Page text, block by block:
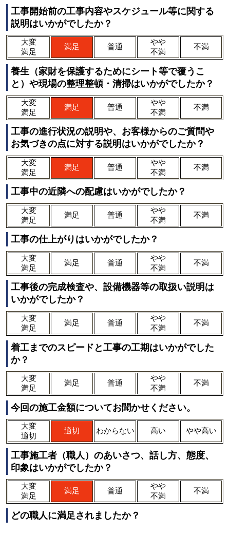
工事開始前の工事内容やスケジュール等に関する
説明はいかがでしたか？
大変
満足
満足 普通
やや
不満
不満
養生（家財を保護するためにシート等で覆うこ
と）や現場の整理整頓・清掃はいかがでしたか？
大変
満足
満足 普通
やや
不満
不満
工事の進行状況の説明や、お客様からのご質問や
お気づきの点に対する説明はいかがでしたか？
大変
満足
満足 普通
やや
不満
不満
工事中の近隣への配慮はいかがでしたか？
大変
満足
満足 普通
やや
不満
不満
工事の仕上がりはいかがでしたか？
大変
満足
満足 普通
やや
不満
不満
工事後の完成検査や、設備機器等の取扱い説明は
いかがでしたか？
大変
満足
満足 普通
やや
不満
不満
着工までのスピードと工事の工期はいかがでした
か？
大変
満足
満足 普通
やや
不満
不満
今回の施工金額についてお聞かせください。
大変
適切
適切 わからない 高い やや高い
工事施工者（職人）のあいさつ、話し方、態度、
印象はいかがでしたか？
大変
満足
満足 普通
やや
不満
不満
どの職人に満足されましたか？